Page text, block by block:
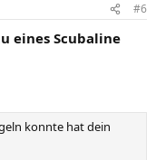
#6
eines Scubaline
konnte hat dein